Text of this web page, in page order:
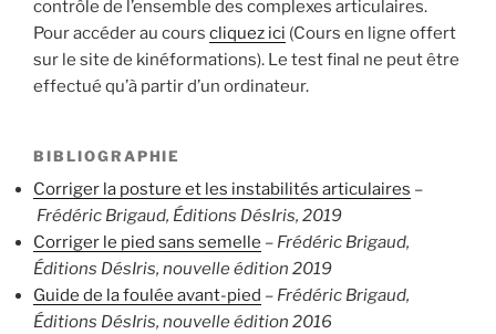
contrôle de l’ensemble des complexes articulaires.
Pour accéder au cours cliquez ici (Cours en ligne offert
sur le site de kinéformations). Le test final ne peut être
effectué qu’à partir d’un ordinateur.
BIBLIOGRAPHIE
Corriger la posture et les instabilités articulaires –
Frédéric Brigaud, Éditions DésIris, 2019
Corriger le pied sans semelle – Frédéric Brigaud,
Éditions DésIris, nouvelle édition 2019
Guide de la foulée avant-pied – Frédéric Brigaud,
Éditions DésIris, nouvelle édition 2016